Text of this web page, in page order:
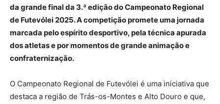
da grande final da 3.ª edição do Campeonato Regional
de Futevólei 2025. A competição promete uma jornada
marcada pelo espírito desportivo, pela técnica apurada
dos atletas e por momentos de grande animação e
confraternização.
O Campeonato Regional de Futevólei é uma iniciativa que
destaca a região de Trás-os-Montes e Alto Douro e que,